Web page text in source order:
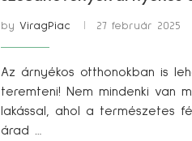
by ViragPiac 27 február 2025
Az árnyékos otthonokban is
teremteni! Nem mindenki van
lakással, ahol a természetes
árad …